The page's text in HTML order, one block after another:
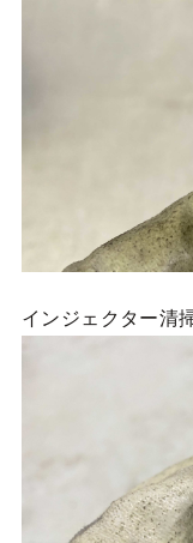
インジェクター清